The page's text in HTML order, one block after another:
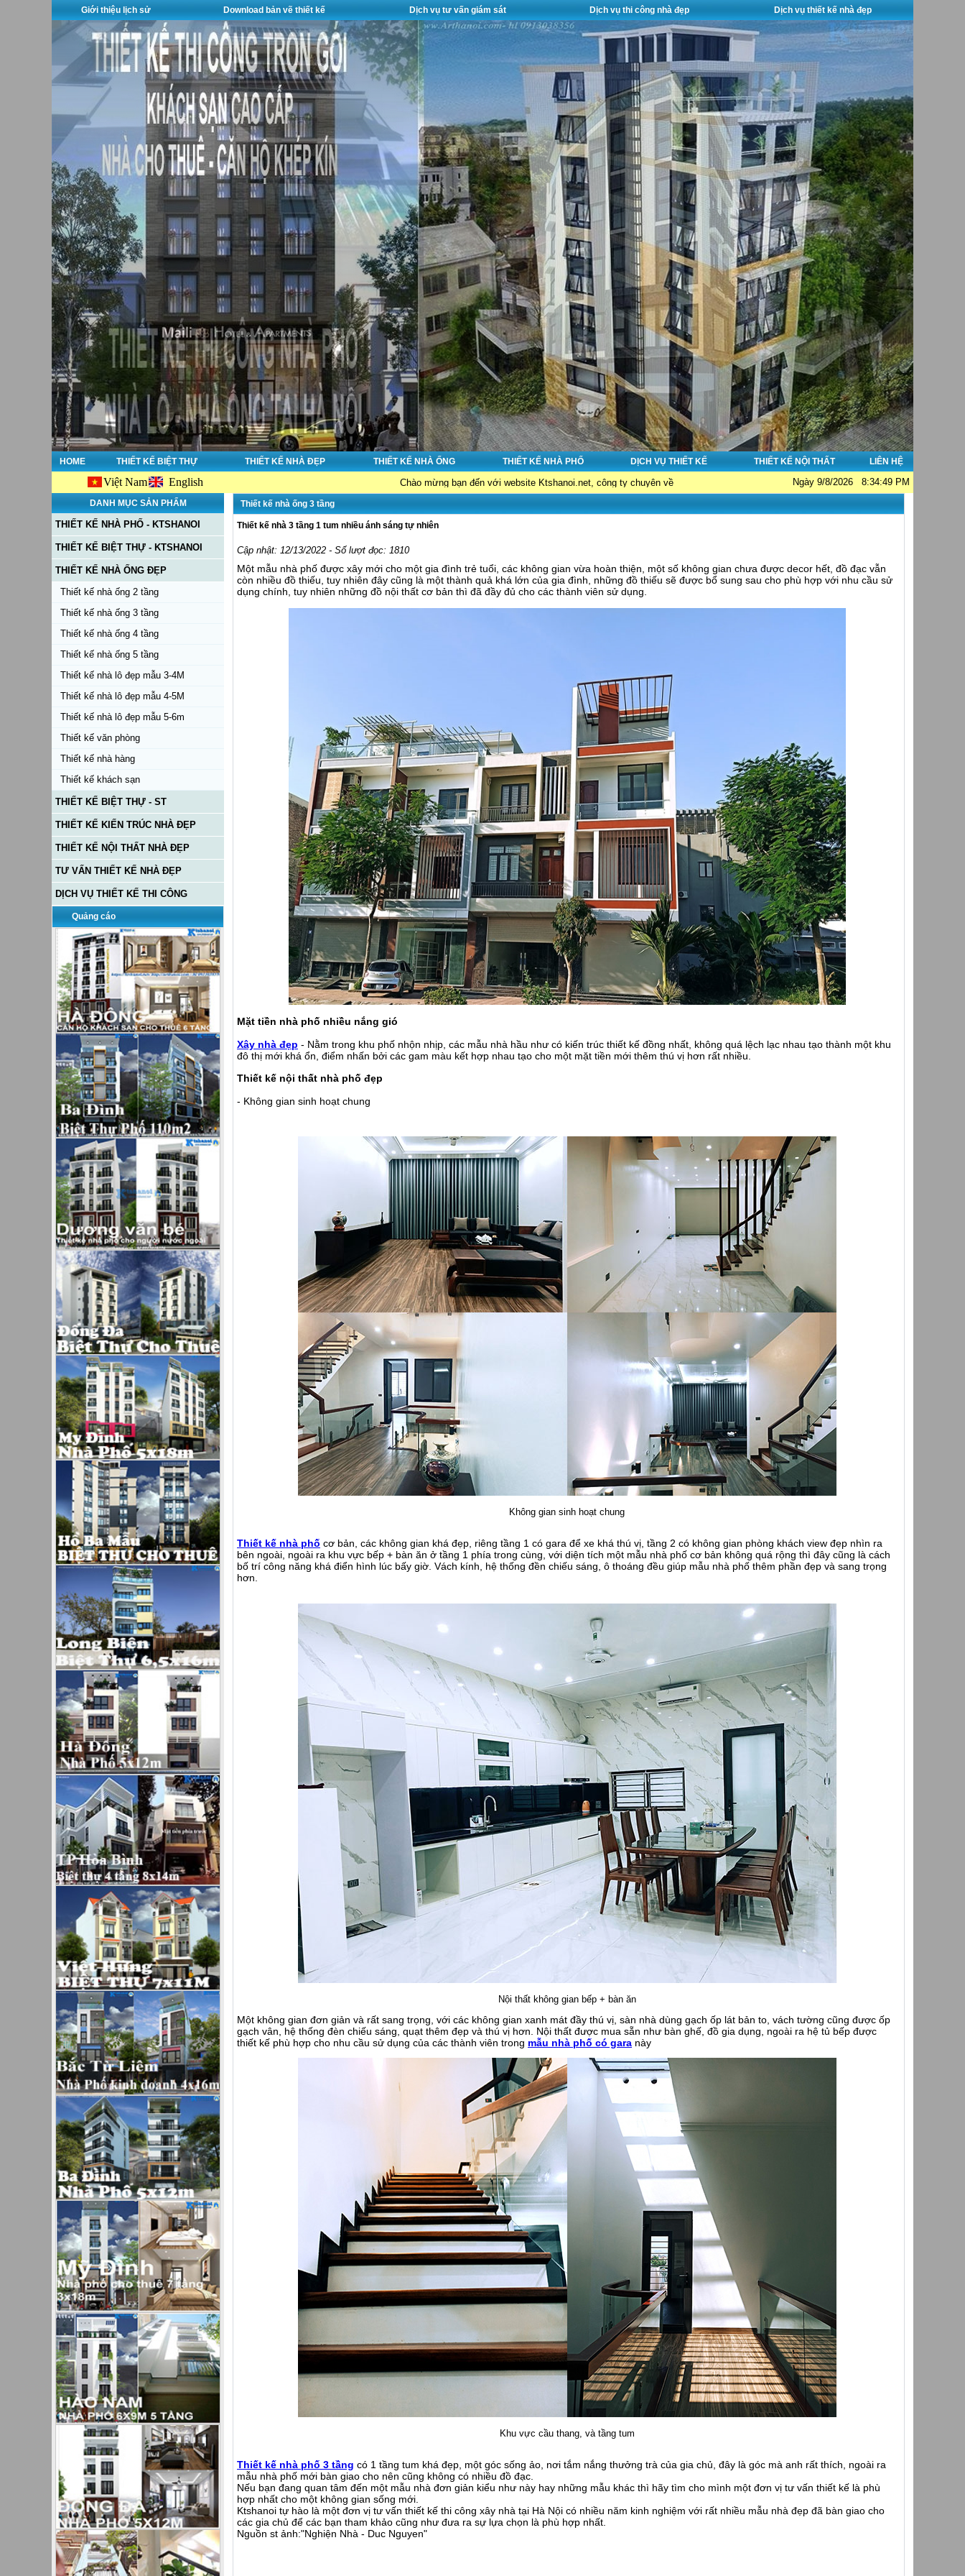
Giới thiệu lịch sử Download bản vẽ thiết kế Dịch vụ tư vấn giám sát Dịch vụ thi công nhà đẹp Dịch vụ thiết kế nhà đẹp
HOME THIẾT KẾ BIỆT THỰ THIẾT KẾ NHÀ ĐẸP THIẾT KẾ NHÀ ỐNG THIẾT KẾ NHÀ PHỐ DỊCH VỤ THIẾT KẾ THIẾT KẾ NỘI THẤT LIÊN HỆ
Việt Nam English Chào mừng bạn đến với website Ktshanoi.net, công ty chuyên về : Thiết kế nhà đẹp - Thi công nhà đẹp - Tư vấn giám sát. Hotline: 0913038356;
Ngày 9/8/2026 8:34:49 PM
DANH MỤC SẢN PHẨM
THIẾT KẾ NHÀ PHỐ - KTSHANOI
THIẾT KẾ BIỆT THỰ - KTSHANOI
THIẾT KẾ NHÀ ỐNG ĐẸP
Thiết kế nhà ống 2 tầng
Thiết kế nhà ống 3 tầng
Thiết kế nhà ống 4 tầng
Thiết kế nhà ống 5 tầng
Thiết kế nhà lô đẹp mẫu 3-4M
Thiết kế nhà lô đẹp mẫu 4-5M
Thiết kế nhà lô đẹp mẫu 5-6m
Thiết kế văn phòng
Thiết kế nhà hàng
Thiết kế khách sạn
THIẾT KẾ BIỆT THỰ - ST
THIẾT KẾ KIẾN TRÚC NHÀ ĐẸP
THIẾT KẾ NỘI THẤT NHÀ ĐẸP
TƯ VẤN THIẾT KẾ NHÀ ĐẸP
DỊCH VỤ THIẾT KẾ THI CÔNG
Quảng cáo
Thiết kế nhà ống 3 tầng
Thiết kế nhà 3 tầng 1 tum nhiều ánh sáng tự nhiên
Cập nhật: 12/13/2022 - Số lượt đọc: 1810
Một mẫu nhà phố được xây mới cho một gia đình trẻ tuổi, các không gian vừa hoàn thiện, một số không gian chưa được decor hết, đồ đạc vẫn
còn nhiều đồ thiếu, tuy nhiên đây cũng là một thành quả khá lớn của gia đình, những đồ thiếu sẽ được bổ sung sau cho phù hợp với nhu cầu sử
dụng chính, tuy nhiên những đồ nội thất cơ bản thì đã đầy đủ cho các thành viên sử dụng.
Mặt tiền nhà phố nhiều nắng gió
Xây nhà đẹp - Nằm trong khu phố nhộn nhịp, các mẫu nhà hầu như có kiến trúc thiết kế đồng nhất, không quá lệch lạc nhau tạo thành một khu
đô thị mới khá ổn, điểm nhấn bởi các gam màu kết hợp nhau tạo cho một mặt tiền mới thêm thú vị hơn rất nhiều.
Thiết kế nội thất nhà phố đẹp
- Không gian sinh hoạt chung
Không gian sinh hoạt chung
Thiết kế nhà phố cơ bản, các không gian khá đẹp, riêng tầng 1 có gara để xe khá thú vị, tầng 2 có không gian phòng khách view đẹp nhìn ra
bên ngoài, ngoài ra khu vực bếp + bàn ăn ở tầng 1 phía trong cùng, với diện tích một mẫu nhà phố cơ bản không quá rộng thì đây cũng là cách
bố trí công năng khá điển hình lúc bấy giờ. Vách kính, hệ thống đền chiếu sáng, ô thoáng đều giúp mẫu nhà phố thêm phần đẹp và sang trọng
hơn.
Nội thất không gian bếp + bàn ăn
Một không gian đơn giản và rất sang trọng, với các không gian xanh mát đầy thú vị, sàn nhà dùng gạch ốp lát bản to, vách tường cũng được ốp
gạch vân, hệ thống đèn chiếu sáng, quạt thêm đẹp và thú vị hơn. Nội thất được mua sẵn như bàn ghế, đồ gia dụng, ngoài ra hệ tủ bếp được
thiết kế phù hợp cho nhu cầu sử dụng của các thành viên trong mẫu nhà phố có gara này
Khu vực cầu thang, và tầng tum
Thiết kế nhà phố 3 tầng có 1 tầng tum khá đẹp, một góc sống ảo, nơi tắm nắng thưởng trà của gia chủ, đây là góc mà anh rất thích, ngoài ra
mẫu nhà phố mới bàn giao cho nên cũng không có nhiều đồ đạc.
Nếu bạn đang quan tâm đến một mẫu nhà đơn giản kiểu như này hay những mẫu khác thì hãy tìm cho mình một đơn vị tư vấn thiết kế là phù
hợp nhất cho một không gian sống mới.
Ktshanoi tự hào là một đơn vị tư vấn thiết kế thi công xây nhà tại Hà Nội có nhiều năm kinh nghiệm với rất nhiều mẫu nhà đẹp đã bàn giao cho
các gia chủ để các bạn tham khảo cũng như đưa ra sự lựa chọn là phù hợp nhất.
Nguồn st ảnh:"Nghiện Nhà - Duc Nguyen"